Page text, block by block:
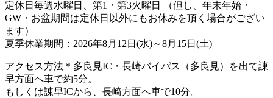
定休日 毎週水曜日、第1・第3火曜日 （但し、年末年始・
GW・お盆期間は定休日以外にもお休みを頂く場合がござい
ます）
夏季休業期間：2026年8月12日(水)～8月15日(土)
アクセス方法 ＊多良見IC・長崎バイパス（多良見）を出て諌
早方面へ車で約5分。
もしくは諌早ICから、長崎方面へ車で10分。